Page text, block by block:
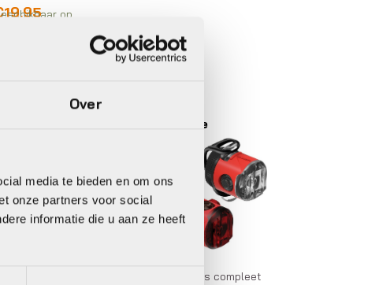
Over
media te bieden en om ons
onze partners voor social
informatie die u aan ze heeft
19,95
op
onderdelen
Lezyne
Verl. sets compleet